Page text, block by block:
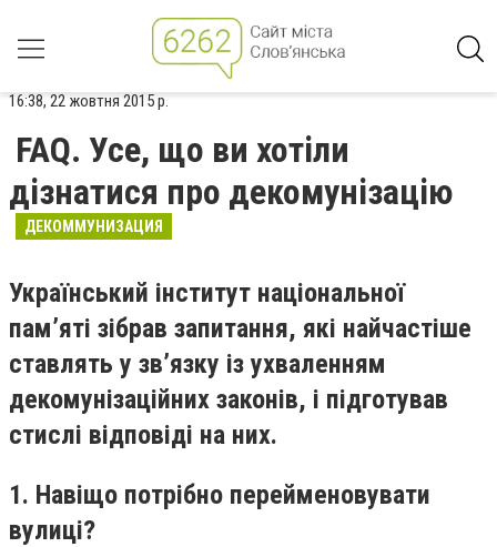
16:38, 22 жовтня 2015 р.
FAQ. Усе, що ви хотіли
дізнатися про декомунізацію
ДЕКОММУНИЗАЦИЯ
Український інститут національної
пам’яті зібрав запитання, які найчастіше
ставлять у зв’язку із ухваленням
декомунізаційних законів, і підготував
стислі відповіді на них.
1. Навіщо потрібно перейменовувати
вулиці?